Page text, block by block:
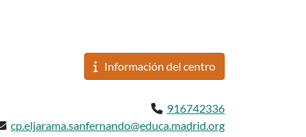
Información del centro
Teléfono:
916742336
cp.eljarama.sanfernando@educa.madrid.org